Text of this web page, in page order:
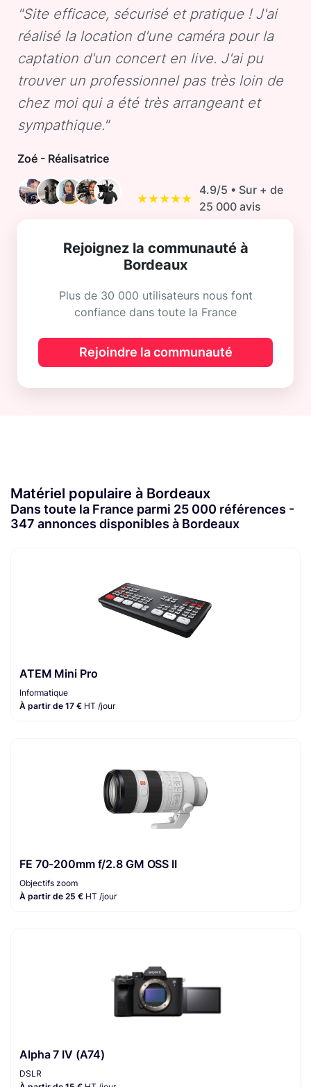
"Site efficace, sécurisé et pratique ! J'ai
réalisé la location d'une caméra pour la
captation d'un concert en live. J'ai pu
trouver un professionnel pas très loin de
chez moi qui a été très arrangeant et
sympathique."
Zoé - Réalisatrice
★★★★★
4.9/5 • Sur + de
25 000 avis
Rejoignez la communauté à
Bordeaux
Plus de 30 000 utilisateurs nous font
confiance dans toute la France
Rejoindre la communauté
Matériel populaire à Bordeaux
Dans toute la France parmi 25 000 références -
347 annonces disponibles à Bordeaux
ATEM Mini Pro
Informatique
À partir de 17 € HT /jour
FE 70-200mm f/2.8 GM OSS II
Objectifs zoom
À partir de 25 € HT /jour
Alpha 7 IV (A74)
DSLR